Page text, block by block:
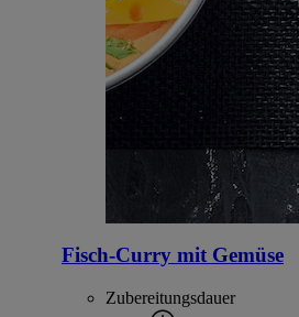
Fisch-Curry mit Gemüse
Zubereitungsdauer